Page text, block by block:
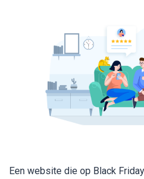
Een website die op Black